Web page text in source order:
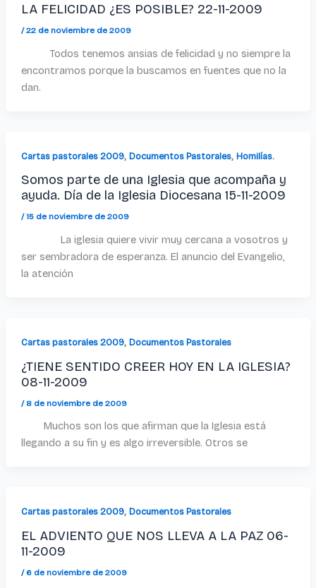
LA FELICIDAD ¿ES POSIBLE? 22-11-2009
/22 de noviembre de 2009
Todos tenemos ansias de felicidad y no siempre la
encontramos porque la buscamos en fuentes que no la
dan.
Cartas pastorales 2009, Documentos Pastorales, Homilías.
Somos parte de una Iglesia que acompaña y
ayuda. Día de la Iglesia Diocesana 15-11-2009
/15 de noviembre de 2009
La iglesia quiere vivir muy cercana a vosotros y
ser sembradora de esperanza. El anuncio del Evangelio,
la atención
Cartas pastorales 2009, Documentos Pastorales
¿TIENE SENTIDO CREER HOY EN LA IGLESIA?
08-11-2009
/ 8 de noviembre de 2009
Muchos son los que afirman que la Iglesia está
llegando a su fin y es algo irreversible. Otros se
Cartas pastorales 2009, Documentos Pastorales
EL ADVIENTO QUE NOS LLEVA A LA PAZ 06-
11-2009
/ 6 de noviembre de 2009